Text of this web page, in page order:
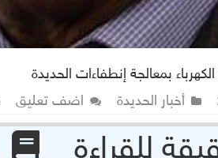
بمعالجة إنطفاءات الحديدة
أخبار الحديدة اضف تعليق